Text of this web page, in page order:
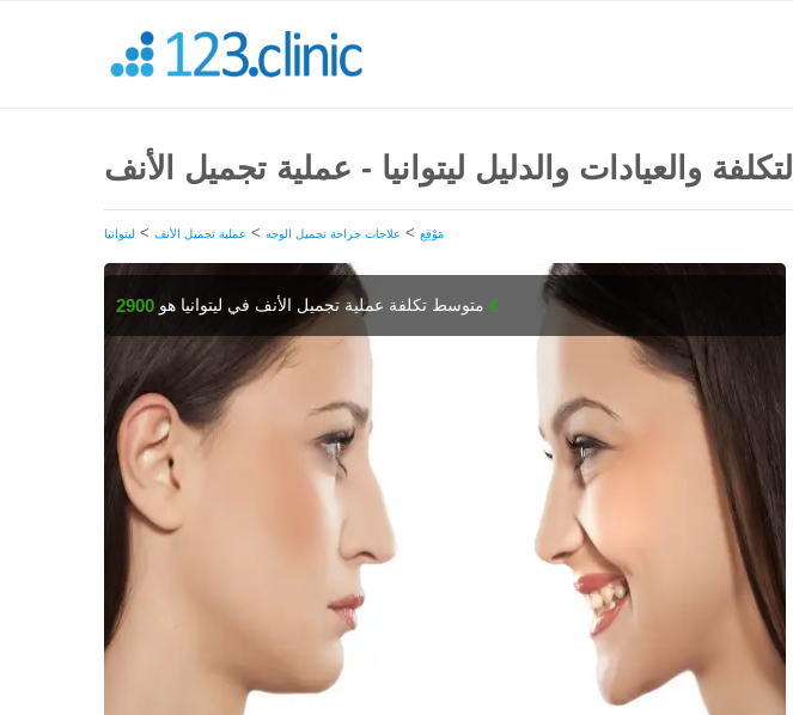
التكلفة والعيادات والدليل ليتوانيا - عملية تجميل الأنف
مَوْقِع > علاجات جراحة تجميل الوجه > عملية تجميل الأنف > ليتوانيا
متوسط تكلفة عملية تجميل الأنف في ليتوانيا هو 2900 €